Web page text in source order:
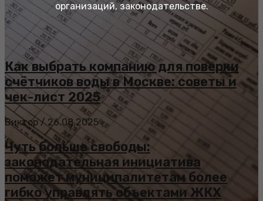
организаций, законодательстве.
Как выбрать компанию для поверки
счётчиков воды в Москве: советы и
чек-лист 2025
Виктор / 26.08.2025
Чуть больше свободы:
законодательная инициатива
поможет муниципалитетам более
гибко управлять объектами ЖКХ